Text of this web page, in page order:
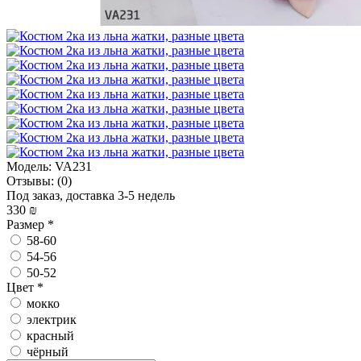
Модель: VA231
Отзывы: (0)
Под заказ, доставка 3-5 недель
330 ₪
Размер *
58-60
54-56
50-52
Цвет *
мокко
электрик
красный
чёрный